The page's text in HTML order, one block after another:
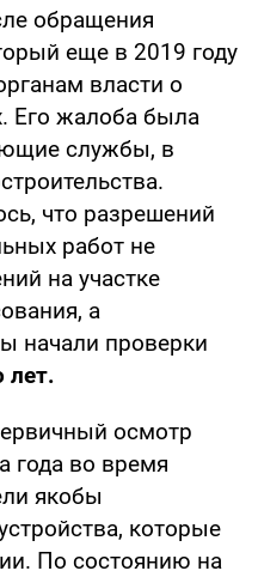
обращения
еще в 2019 году
власти о
Его жалоба была
службы, в
что разрешений
работ не
на участке
а
начали проверки
лет.
осмотр
года во время
якобы
которые
По состоянию на